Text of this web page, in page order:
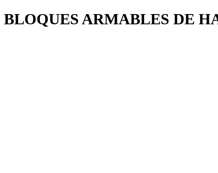
BLOQUES ARMABLES DE